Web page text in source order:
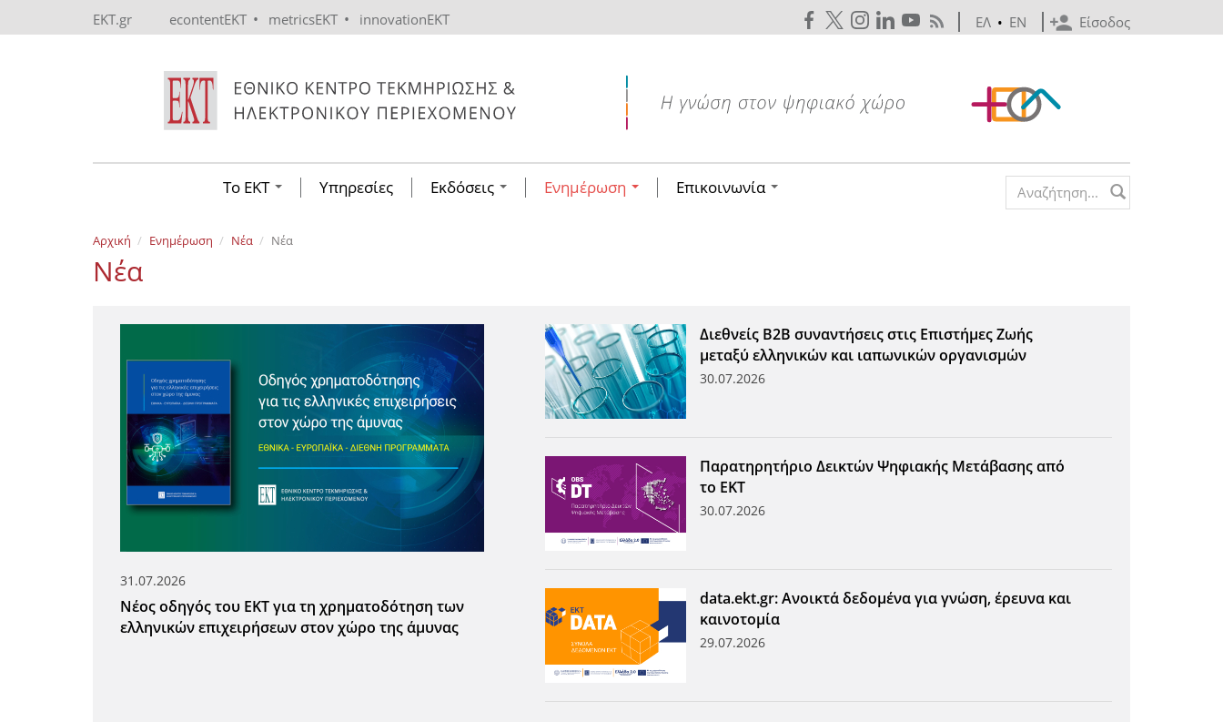
EKT.gr econtentEKT • metricsEKT • innovationEKT Είσοδος
ΕΛ • EN
Το ΕΚΤ Υπηρεσίες Εκδόσεις Ενημέρωση Επικοινωνία Search form
Αρχική Ενημέρωση Νέα Νέα
Νέα
31.07.2026
Νέος οδηγός του ΕΚΤ για τη χρηματοδότηση των
ελληνικών επιχειρήσεων στον χώρο της άμυνας
Διεθνείς Β2Β συναντήσεις στις Επιστήμες Ζωής
μεταξύ ελληνικών και ιαπωνικών οργανισμών
30.07.2026
Παρατηρητήριο Δεικτών Ψηφιακής Μετάβασης από
το ΕΚΤ
30.07.2026
data.ekt.gr: Ανοικτά δεδομένα για γνώση, έρευνα και
καινοτομία
29.07.2026